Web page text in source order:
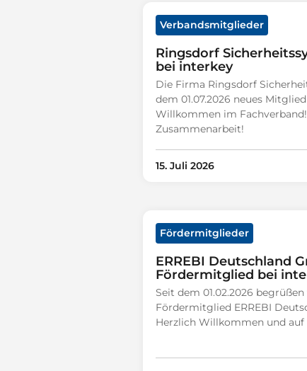
Verbandsmitglieder
Ringsdorf
bei interkey
Die Firma Ringsdorf
dem 01.07.2026 neues
Willkommen im
Zusammenarbeit!
15. Juli 2026
Fördermitglieder
ERREBI Deutschland
Fördermitglied bei
Seit dem 01.02.2026
Fördermitglied ERREBI
Herzlich Willkommen und